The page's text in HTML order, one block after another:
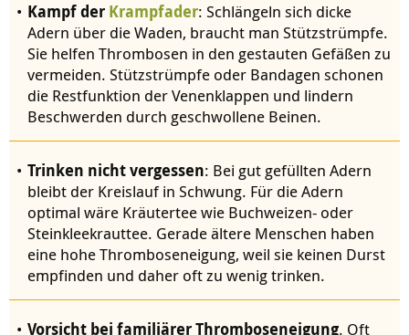
Kampf der Krampfader: Schlängeln sich dicke
Adern über die Waden, braucht man Stützstrümpfe.
Sie helfen Thrombosen in den gestauten Gefäßen zu
vermeiden. Stützstrümpfe oder Bandagen schonen
die Restfunktion der Venenklappen und lindern
Beschwerden durch geschwollene Beinen.
Trinken nicht vergessen: Bei gut gefüllten Adern
bleibt der Kreislauf in Schwung. Für die Adern
optimal wäre Kräutertee wie Buchweizen- oder
Steinkleekrauttee. Gerade ältere Menschen haben
eine hohe Thromboseneigung, weil sie keinen Durst
empfinden und daher oft zu wenig trinken.
Vorsicht bei familiärer Thromboseneigung. Oft